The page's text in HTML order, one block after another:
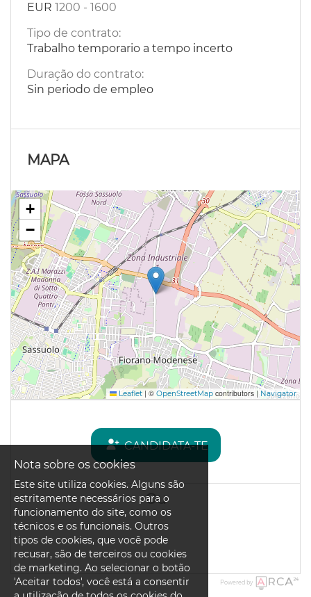
EUR 1200 - 1600
Tipo de contrato:
Trabalho temporario a tempo incerto
Duração do contrato:
Sin periodo de empleo
MAPA
+
−
Leaflet | © OpenStreetMap contributors | Navigator
CANDIDATA-TE
Ou
Powered by
Nota sobre os cookies
Este site utiliza cookies. Alguns são
estritamente necessários para o
funcionamento do site, como os
técnicos e os funcionais. Outros
tipos de cookies, que você pode
recusar, são de terceiros ou cookies
de marketing. Ao selecionar o botão
'Aceitar todos', você está a consentir